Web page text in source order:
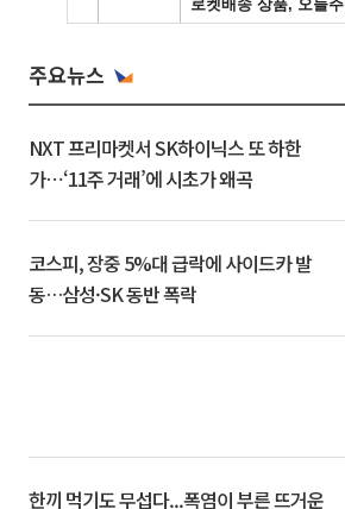
주요뉴스
NXT 프리마켓서 SK하이닉스 또 하한
가⋯‘11주 거래’에 시초가 왜곡
코스피, 장중 5%대 급락에 사이드카 발
동…삼성·SK 동반 폭락
한끼 먹기도 무섭다...폭염이 부른 뜨거운